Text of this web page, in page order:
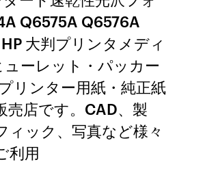
Q6575A Q6576A
大判プリンタメディ
ューレット・パッカー
リンター用紙・純正紙
売店です。CAD、製
ィック、写真など様々
利用